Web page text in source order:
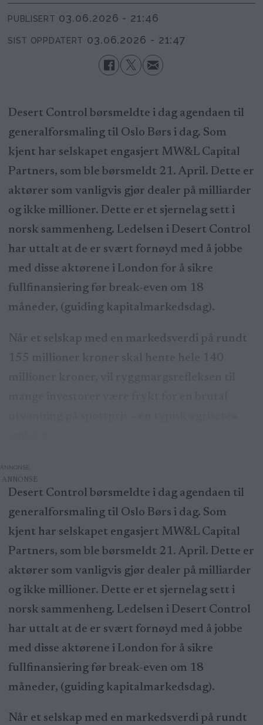
PUBLISERT 03.06.2026 - 21:46
SIST OPPDATERT 03.06.2026 - 21:47
Desert Control børsmeldte i dag agendaen til
generalforsmaling til Oslo Børs i dag. Som
kjent har selskapet engasjert MW&L Capital
Partners, som ble børsmeldt 21. April. Dette er
aktører som vanligvis gjør dealer på milliarder
og ikke millioner. Dette er et sjernelag sett i
norsk sammenheng. Ledelsen i Desert Control
har uttalt at de er svært fornøyd med å jobbe
med disse aktørene i London for å sikre
fullfinansiering før break-even om 18
måneder, (guiding kapitalmarkedsdag).
Når et selskap med en markedsverdi på rundt
155 millioner kroner skal hente hele 140
ANNONSE
Desert Control børsmeldte i dag agendaen til
generalforsmaling til Oslo Børs i dag. Som
kjent har selskapet engasjert MW&L Capital
Partners, som ble børsmeldt 21. April. Dette er
aktører som vanligvis gjør dealer på milliarder
og ikke millioner. Dette er et sjernelag sett i
norsk sammenheng. Ledelsen i Desert Control
har uttalt at de er svært fornøyd med å jobbe
med disse aktørene i London for å sikre
fullfinansiering før break-even om 18
måneder, (guiding kapitalmarkedsdag).
Når et selskap med en markedsverdi på rundt